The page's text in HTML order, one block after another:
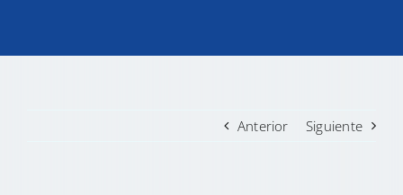
TRANSPARENCIA
Anterior Siguiente